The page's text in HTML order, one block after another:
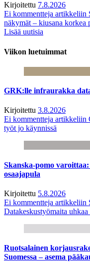
Kirjoitettu 7.8.2026
Ei kommentteja artikkeliin
näkymät – kiusana korkea
Lisää uutisia
Viikon luetuimmat
GRK:lle infraurakka
Kirjoitettu 3.8.2026
Ei kommentteja artikkeliin
työt jo käynnissä
Skanska-pomo
osaajapula
Kirjoitettu 5.8.2026
Ei kommentteja artikkeliin
Datakeskustyömaita uhkaa
Ruotsalainen
Suomessa – asema